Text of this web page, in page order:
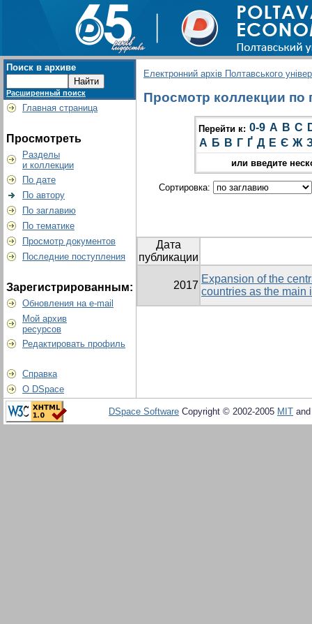
Поиск в архиве
Расширенный поиск
Главная страница
Просмотреть
Разделы
и коллекции
По дате
По автору
По заглавию
По тематике
Просмотр документов
Последние поступления
Зарегистрированным:
Обновления на e-mail
Мой архив
ресурсов
Редактировать профиль
Справка
О DSpace
Електронний архів Полтавського
Просмотр коллекции по
Перейти к: 0-9 A B C
А Б В Г Ґ Д Е Є Ж
или введите
Сортировка:
Дата
публикации
2017
Expansion of the
countries as the main
DSpace Software Copyright © 2002-2005 MIT